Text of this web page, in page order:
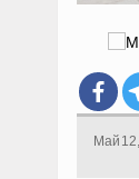
Май